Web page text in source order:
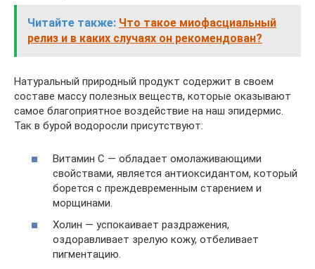
Читайте также: Что такое миофасциальный
релиз и в каких случаях он рекомендован?
Натуральный природный продукт содержит в своем
составе массу полезных веществ, которые оказывают
самое благоприятное воздействие на наш эпидермис.
Так в бурой водоросли присутствуют:
Витамин С — обладает омолаживающими
свойствами, является антиоксидантом, который
борется с преждевременным старением и
морщинами.
Холин — успокаивает раздражения,
оздоравливает зрелую кожу, отбеливает
пигментацию.